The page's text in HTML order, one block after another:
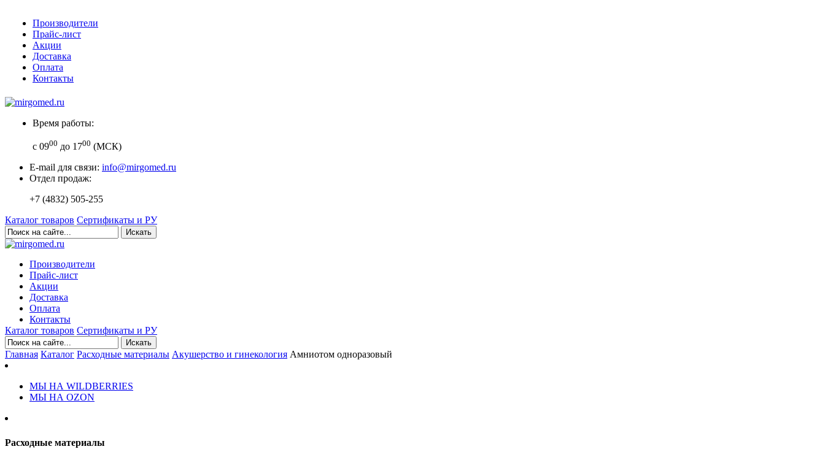
Производители
Прайс-лист
Акции
Доставка
Оплата
Контакты
Время работы:
с 0900 до 1700 (МСК)
E-mail для связи: info@mirgomed.ru
Отдел продаж:
+7 (4832) 505-255
Каталог товаров Сертификаты и РУ
Искать
Производители
Прайс-лист
Акции
Доставка
Оплата
Контакты
Каталог товаров Сертификаты и РУ
Искать
Главная Каталог Расходные материалы Акушерство и гинекология Амниотом одноразовый
МЫ НА WILDBERRIES
МЫ НА OZON
Расходные материалы